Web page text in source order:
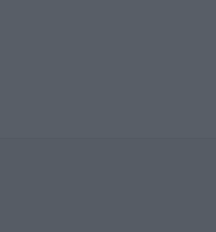
πει λεπτομέρειες επί